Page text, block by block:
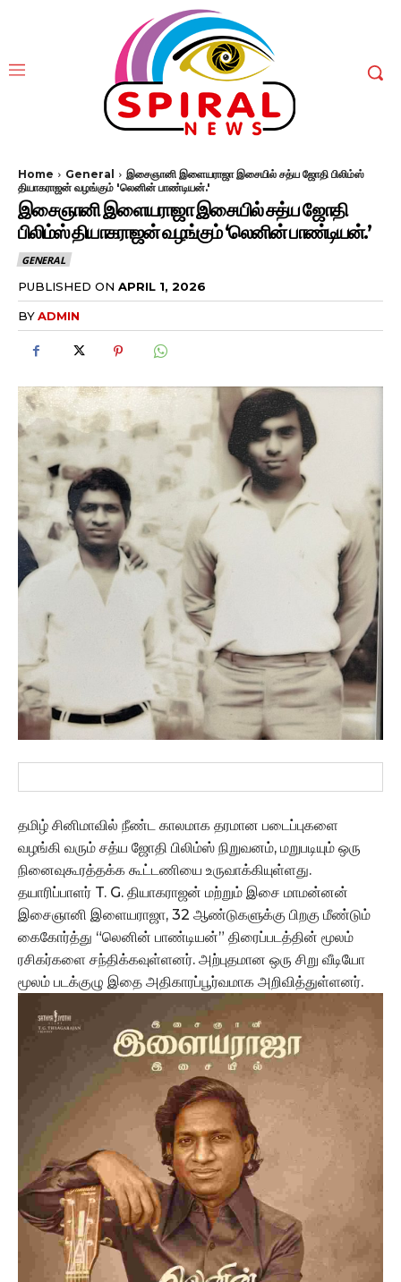
Home General
இசைஞானி இளையராஜா இசையில் சத்ய ஜோதி பிலிம்ஸ்
தியாகராஜன் வழங்கும் 'லெனின் பாண்டியன்.'
இசைஞானி இளையராஜா இசையில் சத்ய ஜோதி
பிலிம்ஸ் தியாகராஜன் வழங்கும் ‘லெனின் பாண்டியன்.’
GENERAL
PUBLISHED ON APRIL 1, 2026
BYADMIN
தமிழ் சினிமாவில் நீண்ட காலமாக தரமான படைப்புகளை
வழங்கி வரும் சத்ய ஜோதி பிலிம்ஸ் நிறுவனம், மறுபடியும் ஒரு
நினைவுகூரத்தக்க கூட்டணியை உருவாக்கியுள்ளது.
தயாரிப்பாளர் T. G. தியாகராஜன் மற்றும் இசை மாமன்னன்
இசைஞானி இளையராஜா, 32 ஆண்டுகளுக்கு பிறகு மீண்டும்
கைகோர்த்து “லெனின் பாண்டியன்” திரைப்படத்தின் மூலம்
ரசிகர்களை சந்திக்கவுள்ளனர். அற்புதமான ஒரு சிறு வீடியோ
மூலம் படக்குழு இதை அதிகாரப்பூர்வமாக அறிவித்துள்ளனர்.